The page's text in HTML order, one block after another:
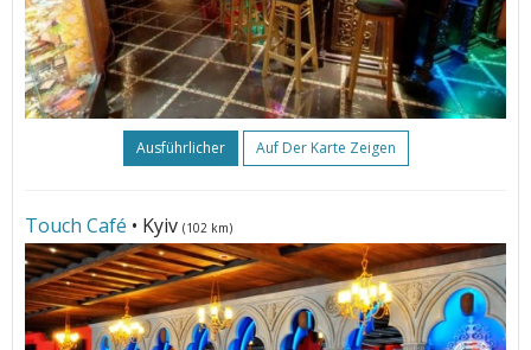
Ausführlicher Auf Der Karte Zeigen
Touch Café • Kyiv (102 km)